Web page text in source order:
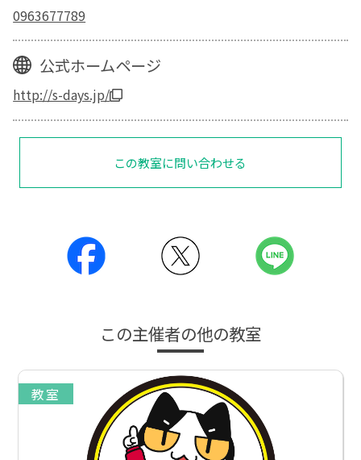
0963677789
公式ホームページ
http://s-days.jp/
この教室に問い合わせる
この主催者の他の教室
教室